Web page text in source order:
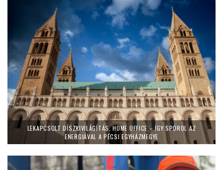
LEKAPCSOLT DÍSZKIVILÁGÍTÁS, HOME OFFICE – ÍGY SPÓROL AZ
ENERGIÁVAL A PÉCSI EGYHÁZMEGYE